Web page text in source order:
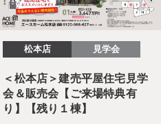
松本店 見学会
＜松本店＞建売平屋住宅見学
会＆販売会【ご来場特典有
り】【残り１棟】